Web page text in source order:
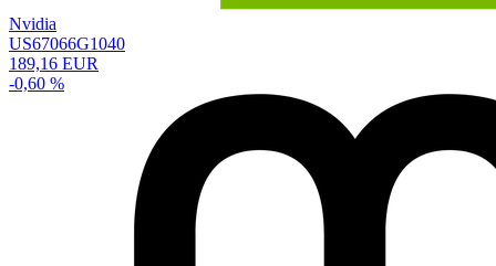
Nvidia
US67066G1040
189,16 EUR
-0,60 %